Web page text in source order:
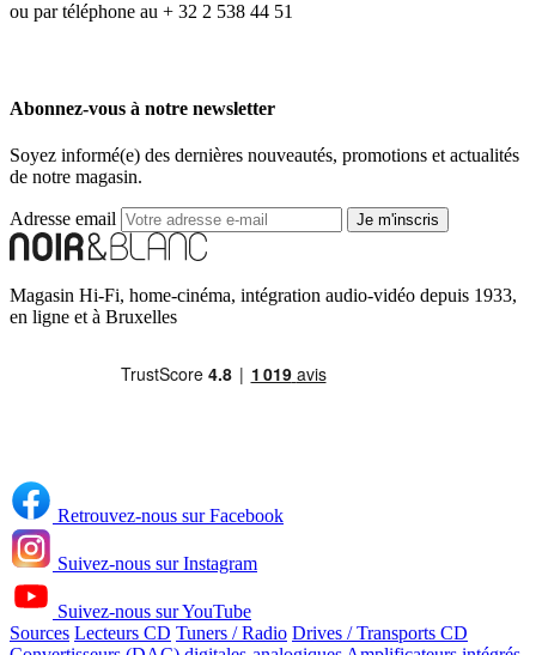
ou par téléphone au + 32 2 538 44 51
Abonnez-vous à notre newsletter
Soyez informé(e) des dernières nouveautés, promotions et actualités
de notre magasin.
Adresse email Je m'inscris
Magasin Hi-Fi, home-cinéma, intégration audio-vidéo depuis 1933,
en ligne et à Bruxelles
Retrouvez-nous sur Facebook
Suivez-nous sur Instagram
Suivez-nous sur YouTube
Sources Lecteurs CD Tuners / Radio Drives / Transports CD